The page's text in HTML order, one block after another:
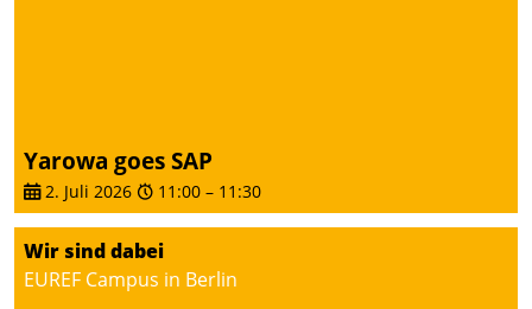
zielgerichtete
Mieterbefragungen – eine
starke Grundlage für
intelligente,
datengestützte
Entscheidungen.
Yarowa goes SAP
2. Juli 2026 11:00 – 11:30
Wir sind dabei
EUREF Campus in Berlin